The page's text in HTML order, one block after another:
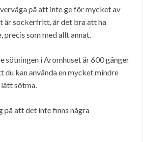
på att inte ge för mycket av
är sockerfritt, är det bra att ha
som med allt annat.
sötningen i Aromhuset är 600 gånger
du kan använda en mycket mindre
sötma.
på att det inte finns några